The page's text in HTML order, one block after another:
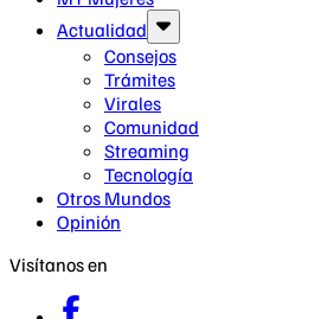
Actualidad
Consejos
Trámites
Virales
Comunidad
Streaming
Tecnología
Otros Mundos
Opinión
Visítanos en